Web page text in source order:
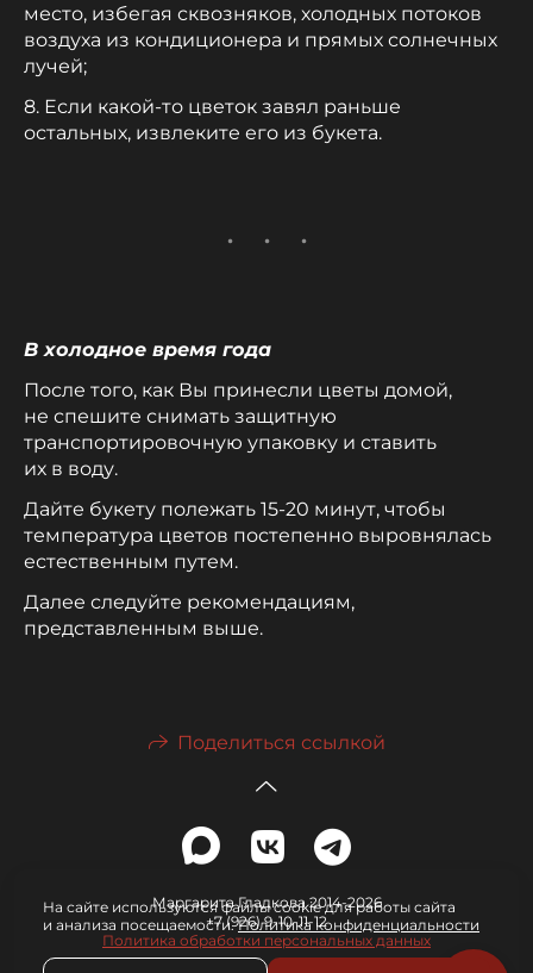
место, избегая сквозняков, холодных потоков
воздуха из кондиционера и прямых солнечных
лучей;
8. Если какой-то цветок завял раньше
остальных, извлеките его из букета.
В холодное время года
После того, как Вы принесли цветы домой,
не спешите снимать защитную
транспортировочную упаковку и ставить
их в воду.
Дайте букету полежать 15-20 минут, чтобы
температура цветов постепенно выровнялась
естественным путем.
Далее следуйте рекомендациям,
представленным выше.
Поделиться ссылкой
Маргарита Гладкова 2014-2026
+7 (926) 9-10-11-12
Политика обработки персональных данных
На сайте используются файлы cookie для работы сайта
и анализа посещаемости.Политика конфиденциальности